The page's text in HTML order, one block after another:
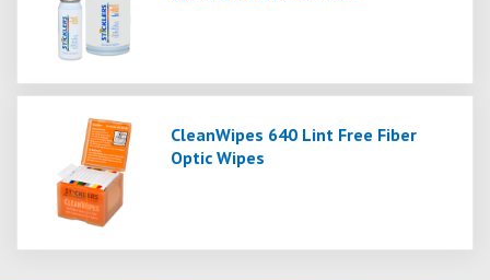
CleanWipes 640 Lint Free Fiber
Optic Wipes